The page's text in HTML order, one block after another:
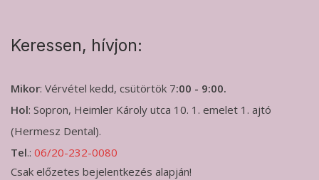
Keressen, hívjon:
Mikor: Vérvétel kedd, csütörtök 7:00 - 9:00.
Hol: Sopron, Heimler Károly utca 10. 1. emelet 1. ajtó
(Hermesz Dental).
Tel.: 06/20-232-0080
Csak előzetes bejelentkezés alapján!